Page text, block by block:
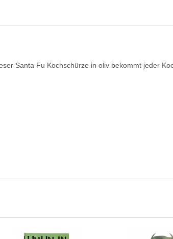
Santa Fu Kochschürze in oliv bekommt jeder